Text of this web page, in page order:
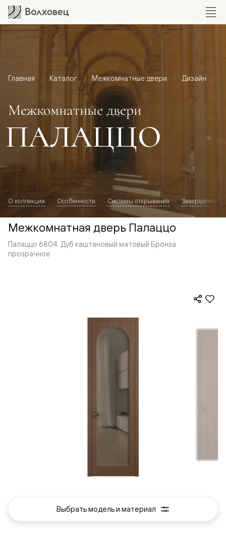
Главная Каталог Межкомнатные двери Дизайн
Межкомнатные двери
ПАЛАЦЦО
О коллекции Особенности Системы открывания Завершите
Межкомнатная дверь Палаццо
Палаццо 6804. Дуб каштановый матовый Бронза
прозрачное
Выбрать модель и материал